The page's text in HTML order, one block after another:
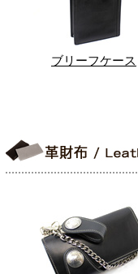
ブリーフケース